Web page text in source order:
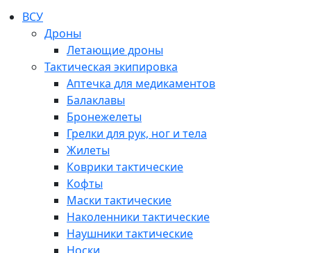
ВСУ
Дроны
Летающие дроны
Тактическая экипировка
Аптечка для медикаментов
Балаклавы
Бронежелеты
Грелки для рук, ног и тела
Жилеты
Коврики тактические
Кофты
Маски тактические
Наколенники тактические
Наушники тактические